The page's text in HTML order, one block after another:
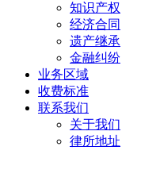
知识产权
经济合同
遗产继承
金融纠纷
业务区域
收费标准
联系我们
关于我们
律所地址